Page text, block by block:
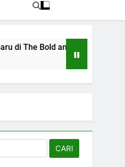
The Bold and the Beautiful